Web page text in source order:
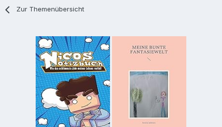
Zur Themenübersicht